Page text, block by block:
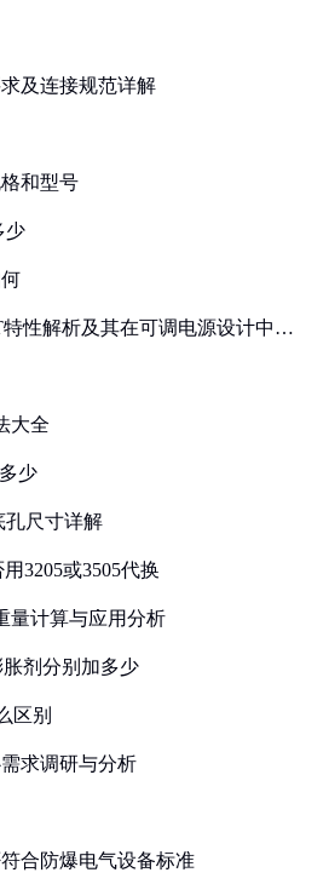
及连接规范详解
和型号
少
特性解析及其在可调电源设计中的
大全
少
孔尺寸详解
3205或3505代换
量计算与应用分析
剂分别加多少
区别
求调研与分析
合防爆电气设备标准